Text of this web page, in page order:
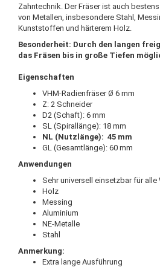
Zahntechnik. Der Fräser ist auch
von Metallen, insbesondere Stahl,
Kunststoffen und härterem Holz.
Besonderheit: Durch den langen
das Fräsen bis in große Tiefen
Eigenschaften
VHM-Radienfräser Ø 6 mm
Z: 2 Schneider
D2 (Schaft): 6 mm
SL (Spirallänge): 18 mm
NL (Nutzlänge): 45 mm
GL (Gesamtlänge): 60 mm
Anwendungen
Sehr universell einsetzbar für
Holz
Messing
Aluminium
NE-Metalle
Stahl
Anmerkung:
Extra lange Ausführung